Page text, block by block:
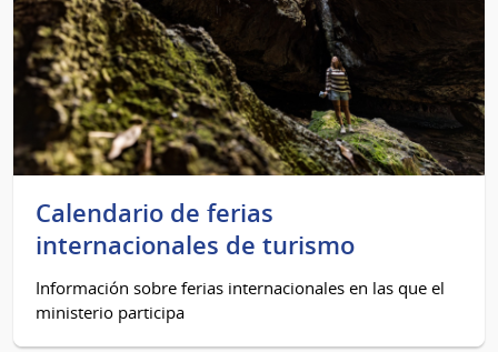
Calendario de ferias
internacionales de turismo
Información sobre ferias internacionales en las que el
ministerio participa